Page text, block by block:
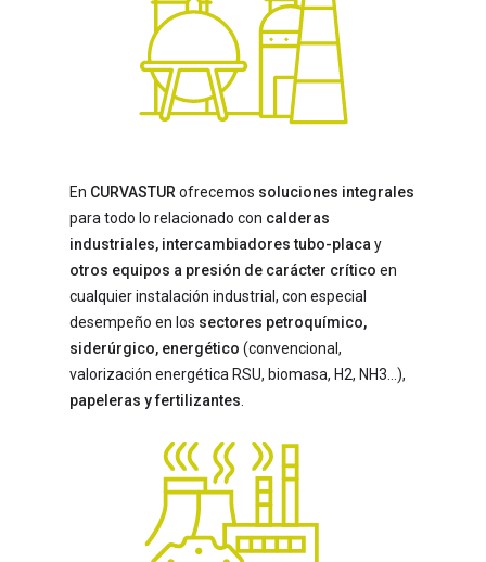
En CURVASTURofrecemos soluciones integrales
para todo lo relacionado con calderas
industriales, intercambiadores tubo-placay
otros equipos a presión de carácter crítico en
cualquier instalación industrial, con especial
desempeño en los sectores petroquímico,
siderúrgico, energético (convencional,
valorización energética RSU, biomasa, H2, NH3…),
papeleras y fertilizantes.